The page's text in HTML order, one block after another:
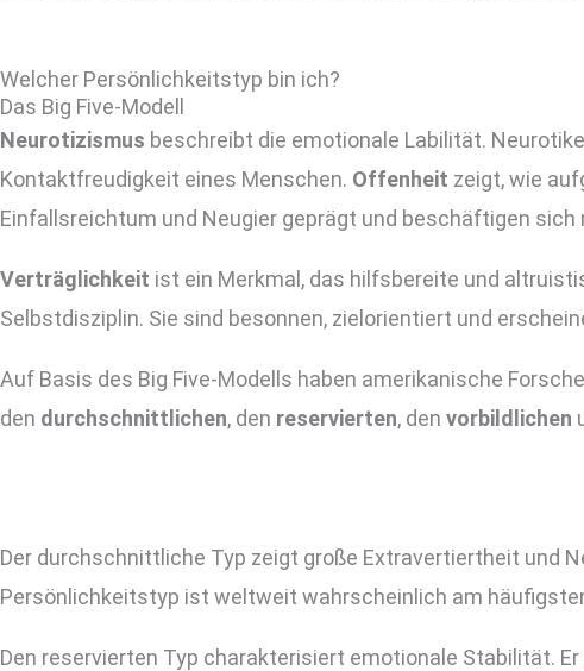
Welcher Persönlichkeitstyp bin ich?
Das Big Five-Modell
Neurotizismus beschreibt die emotionale Labilität.
Kontaktfreudigkeit eines Menschen. Offenheit zeigt, wie
Einfallsreichtum und Neugier geprägt und beschäftigen
Verträglichkeit ist ein Merkmal, das hilfsbereite und
Selbstdisziplin. Sie sind besonnen, zielorientiert und
Auf Basis des Big Five-Modells haben amerikanische
den durchschnittlichen, den reservierten, den vorbildlichen
Der durchschnittliche Typ zeigt große Extravertiertheit und
Persönlichkeitstyp ist weltweit wahrscheinlich am
Den reservierten Typ charakterisiert emotionale Stabilität.